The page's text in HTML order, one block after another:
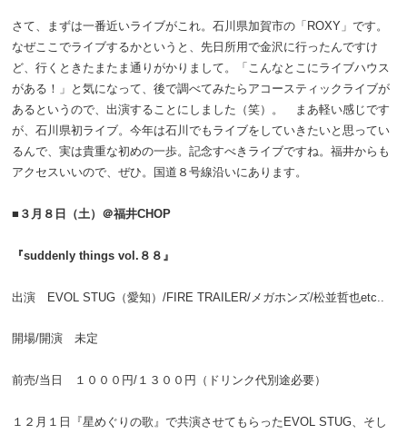
さて、まずは一番近いライブがこれ。石川県加賀市の「ROXY」です。
なぜここでライブするかというと、先日所用で金沢に行ったんですけ
ど、行くときたまたま通りがかりまして。「こんなとこにライブハウス
がある！」と気になって、後で調べてみたらアコースティックライブが
あるというので、出演することにしました（笑）。 まあ軽い感じです
が、石川県初ライブ。今年は石川でもライブをしていきたいと思ってい
るんで、実は貴重な初めの一歩。記念すべきライブですね。福井からも
アクセスいいので、ぜひ。国道８号線沿いにあります。
■３月８日（土）＠福井CHOP
『suddenly things vol.８８』
出演 EVOL STUG（愛知）/FIRE TRAILER/メガホンズ/松並哲也etc..
開場/開演 未定
前売/当日 １０００円/１３００円（ドリンク代別途必要）
１２月１日『星めぐりの歌』で共演させてもらったEVOL STUG、そし